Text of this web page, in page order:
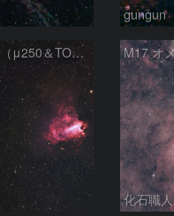
gungun
M17散光星雲（μ250＆TOA130）
化石職人